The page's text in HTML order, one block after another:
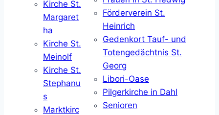
Kirche St.
Margaret
ha
Kirche St.
Meinolf
Kirche St.
Stephanu
s
Marktkirc
Förderverein St.
Heinrich
Gedenkort Tauf- und
Totengedächtnis St.
Georg
Libori-Oase
Pilgerkirche in Dahl
Senioren